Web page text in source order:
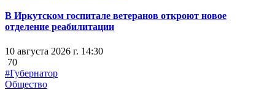
В Иркутском госпитале ветеранов откроют новое
отделение реабилитации
10 августа 2026 г. 14:30
70
#Губернатор
Общество